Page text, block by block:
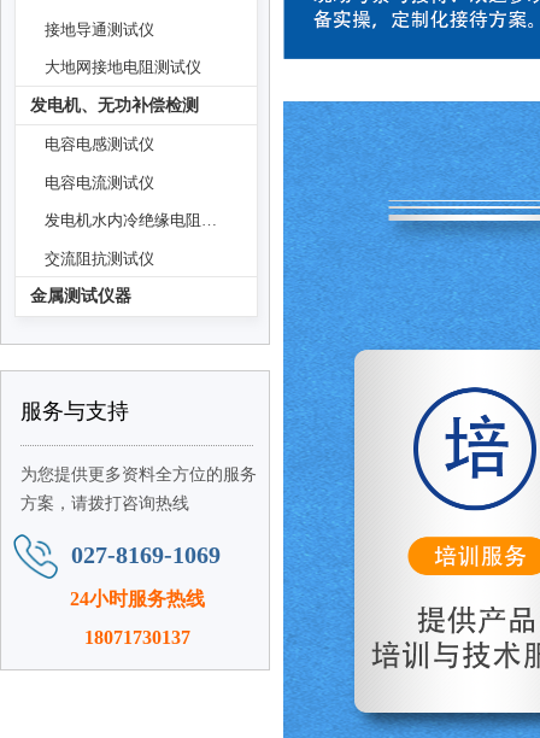
接地导通测试仪
大地网接地电阻测试仪
发电机、无功补偿检测
电容电感测试仪
电容电流测试仪
发电机水内冷绝缘电阻测试仪
交流阻抗测试仪
金属测试仪器
服务与支持
为您提供更多资料全方位的服务
方案， 请拨打咨询热线
027-8169-1069
24小时服务热线
18071730137